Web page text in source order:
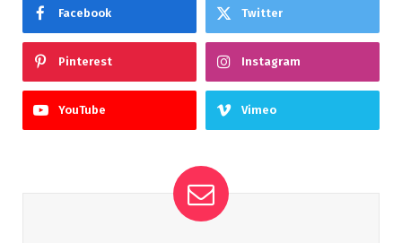
Facebook Twitter
Pinterest Instagram
YouTube Vimeo